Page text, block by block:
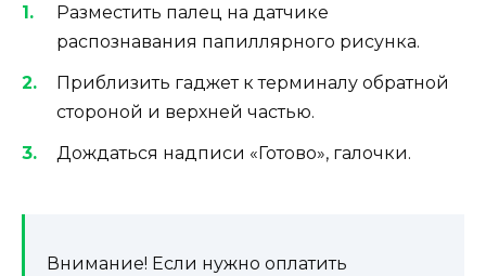
Разместить палец на датчике
распознавания папиллярного рисунка.
Приблизить гаджет к терминалу обратной
стороной и верхней частью.
Дождаться надписи «Готово», галочки.
Внимание! Если нужно оплатить